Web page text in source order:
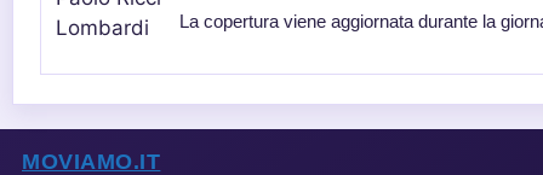
La copertura viene aggiornata durante la
MOVIAMO.IT